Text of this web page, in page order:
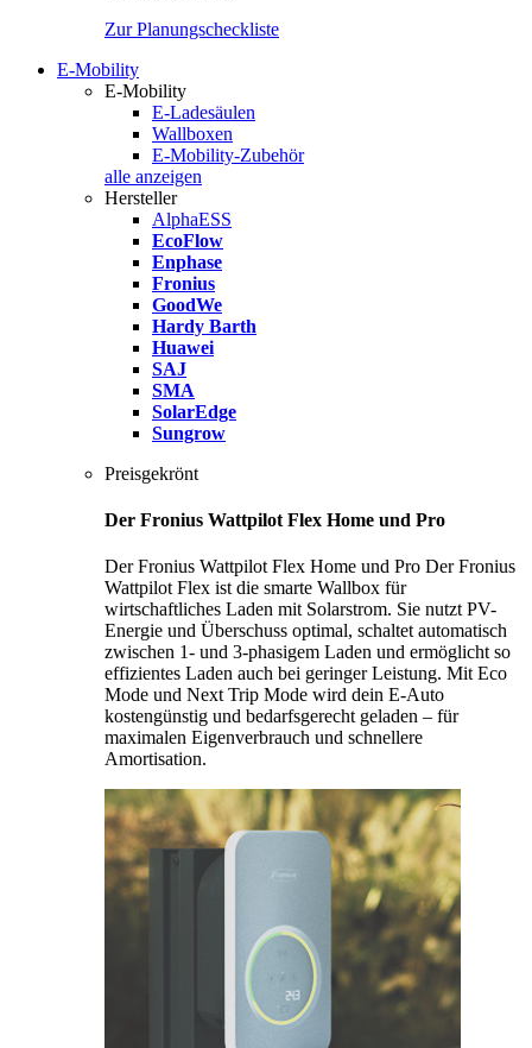
Zur Planungscheckliste
E-Mobility
E-Mobility
E-Ladesäulen
Wallboxen
E-Mobility-Zubehör
alle anzeigen
Hersteller
AlphaESS
EcoFlow
Enphase
Fronius
GoodWe
Hardy Barth
Huawei
SAJ
SMA
SolarEdge
Sungrow
Preisgekrönt
Der Fronius Wattpilot Flex Home und Pro
Der Fronius Wattpilot Flex Home und Pro Der Fronius
Wattpilot Flex ist die smarte Wallbox für
wirtschaftliches Laden mit Solarstrom. Sie nutzt PV-
Energie und Überschuss optimal, schaltet automatisch
zwischen 1- und 3-phasigem Laden und ermöglicht so
effizientes Laden auch bei geringer Leistung. Mit Eco
Mode und Next Trip Mode wird dein E-Auto
kostengünstig und bedarfsgerecht geladen – für
maximalen Eigenverbrauch und schnellere
Amortisation.